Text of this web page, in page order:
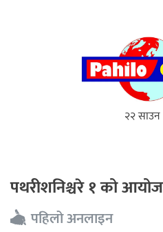
२२
पथरीशनिश्चरे १ को
पहिलो अनलाइन